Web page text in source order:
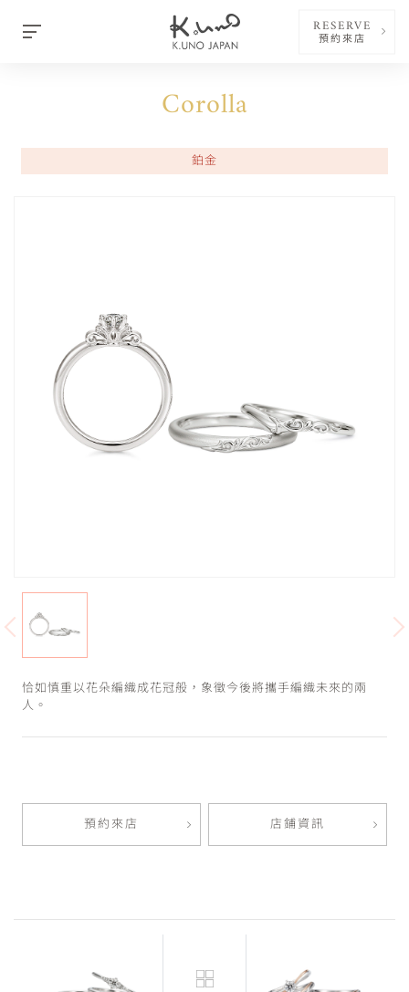
RESERVE
預約來店
Corolla
鉑金
恰如慎重以花朵編織成花冠般，象徵今後將攜手編織未來的兩
人。
預約來店 店鋪資訊